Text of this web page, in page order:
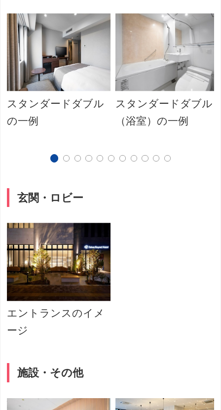
スタンダードダブル
の一例
スタンダードダブル
（浴室）の一例
玄関・ロビー
エントランスのイメ
ージ
施設・その他